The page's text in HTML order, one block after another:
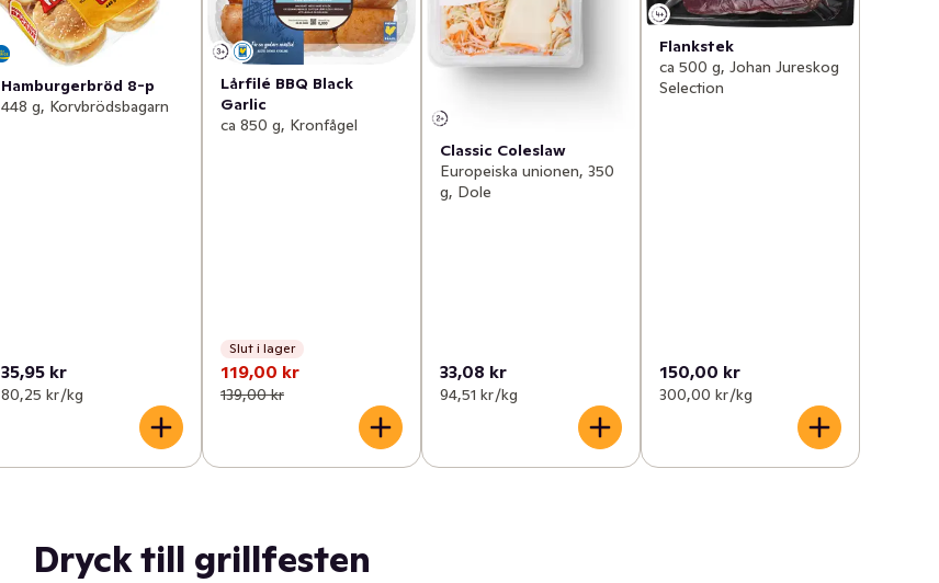
Hamburgerbröd 8-p
448 g, Korvbrödsbagarn
35,95 kr
80,25 kr /kg
Lårfilé BBQ Black
Garlic
ca 850 g, Kronfågel
Slut i lager
119,00 kr
139,00 kr
Classic Coleslaw
Europeiska unionen, 350
g, Dole
33,08 kr
94,51 kr /kg
Flankstek
ca 500 g, Johan Jureskog
Selection
150,00 kr
300,00 kr /kg
Dryck till grillfesten